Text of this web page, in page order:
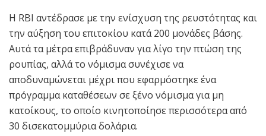
Η RBI αντέδρασε με την ενίσχυση της ρευστότητας και
την αύξηση του επιτοκίου κατά 200 μονάδες βάσης.
Αυτά τα μέτρα επιβράδυναν για λίγο την πτώση της
ρουπίας, αλλά το νόμισμα συνέχισε να
αποδυναμώνεται μέχρι που εφαρμόστηκε ένα
πρόγραμμα καταθέσεων σε ξένο νόμισμα για μη
κατοίκους, το οποίο κινητοποίησε περισσότερα από
30 δισεκατομμύρια δολάρια.